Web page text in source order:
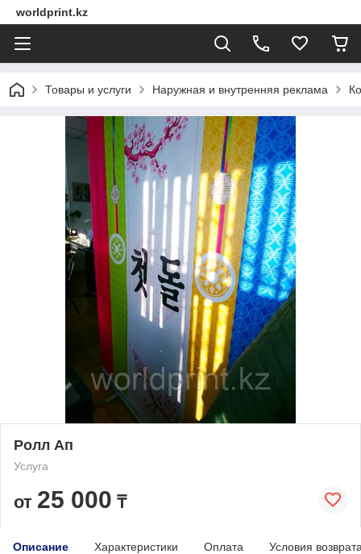
worldprint.kz
Товары и услуги Наружная и внутренняя реклама
Ролл Ап
Услуга
от 25 000 ₸
Описание Характеристики Оплата Условия